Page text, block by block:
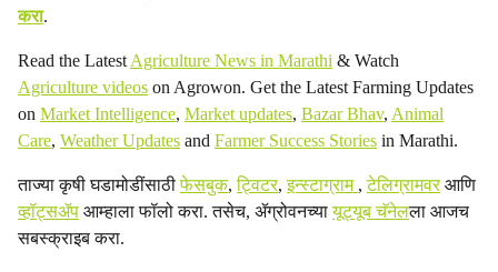
करा.
Read the Latest Agriculture News in Marathi & Watch
Agriculture videos on Agrowon. Get the Latest Farming Updates
on Market Intelligence, Market updates, Bazar Bhav, Animal
Care, Weather Updates and Farmer Success Stories in Marathi.
ताज्या कृषी घडामोडींसाठीफेसबुक,ट्विटर,इन्स्टाग्राम ,टेलिग्रामवरआणि
व्हॉट्सॲप आम्हाला फॉलो करा. तसेच, ॲग्रोवनच्यायूट्यूब चॅनेलला आजच
सबस्क्राइब करा.